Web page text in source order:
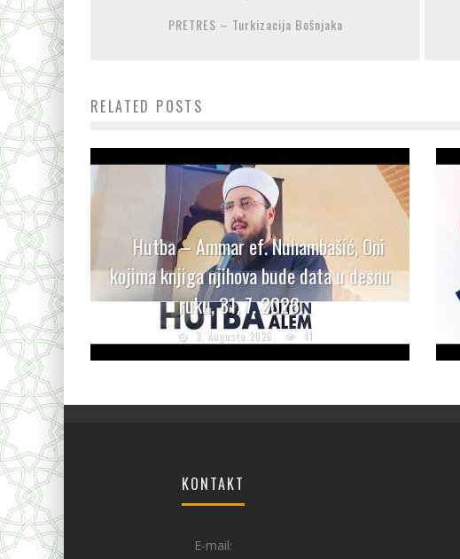
PRETRES – Turkizacija Bošnjaka
RELATED POSTS
Hutba – Ammar ef. Nuhambašić, Oni
kojima knjiga njihova bude data u desnu
ruku, 31. 7. 2026.
3. Augusta 2026. 41
KONTAKT
E-mail: